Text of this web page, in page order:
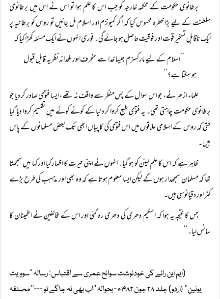
برطانوی حکومت کے محکمہ خارجہ کو جب اس کا علم ہوا تو اس نے اس میں برطانوی
سلطنت کے لیے بڑا خطرہ محسوس کیا کہ اگر کمیونزم اور اسلام مل جائیں تو روس کو برطانیہ پر
ایک ناقابل تسخیر قوت اور فوقیت حاصل ہو جائے گی۔ فوری انہوں نے ایک مسئلہ کھڑا کیا کہ
’’اسلام کے لیے مارکسزم جیسا خدا سے منحرف اور ملحدانہ نظریہ قابل قبول
ہو سکتا ہے؟‘‘
علماء ازھر نے، جو اس سوال کے پس منظر سے واقف نہ تھے، ایسا فتوٰی صادر کر دیا جو
برطانوی حکومت چاہتی تھی۔ یہ فتوٰی طبع کروا کر دنیا کے کونے کونے میں تقسیم کروا دیا گیا
حتٰی کہ روس کے اسلامی علاقوں میں اس فتوٰی کی کاپیاں ابھی تک بعض مسلمانوں کے پاس
ہیں۔
ظاہر ہے کہ اس کا علم لینن کو ہو گیا۔ انہوں نے اپنی حیرت کا اظہار کیا اور کہا میں سمجھتا
تھا کہ مسلمان سمجھدار ہوں گے لیکن ایسا معلوم ہوتا ہے کہ وہ بھی اور مذاہب کی طرح بڑے
کٹر اور دقیانوسی ہیں۔
جس کا نتیجہ یہ ہوا کہ اسکیم دھری کی دھری رہ گئی اور اس کے مخالفین نے اطمینان کا
سانس لیا۔‘‘
(ایم این رائے کی خودنوشت سوانح عمری سے اقتباس: رسالہ ’’سوویت
یونین‘‘ (
اردو) جلد ۲۸ جون ۱۹۸۲ء ۔ بحوالہ ’’اب بھی نہ جاگے تو ۔۔۔‘‘ مصنفہ